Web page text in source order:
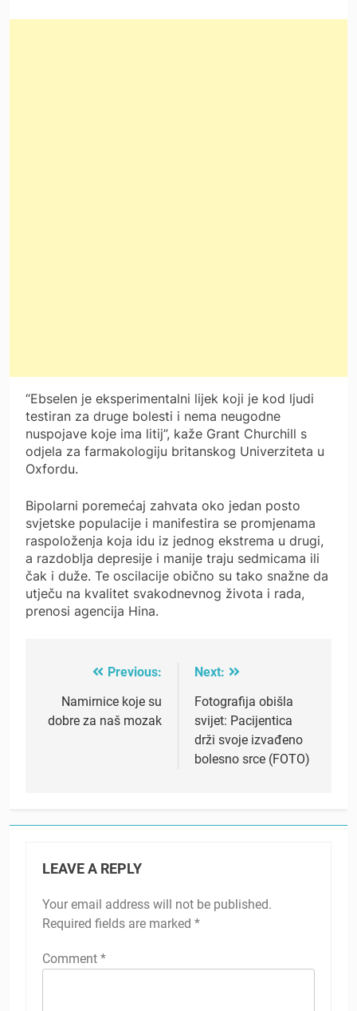
“Ebselen je eksperimentalni lijek koji je kod ljudi
testiran za druge bolesti i nema neugodne
nuspojave koje ima litij”, kaže Grant Churchill s
odjela za farmakologiju britanskog Univerziteta u
Oxfordu.
Bipolarni poremećaj zahvata oko jedan posto
svjetske populacije i manifestira se promjenama
raspoloženja koja idu iz jednog ekstrema u drugi,
a razdoblja depresije i manije traju sedmicama ili
čak i duže. Te oscilacije obično su tako snažne da
utječu na kvalitet svakodnevnog života i rada,
prenosi agencija Hina.
navigation
Previous:
Namirnice koje su
dobre za naš mozak
Next:
Fotografija obišla
svijet: Pacijentica
drži svoje izvađeno
bolesno srce (FOTO)
LEAVE A REPLY
Your email address will not be published.
Required fields are marked *
Comment *